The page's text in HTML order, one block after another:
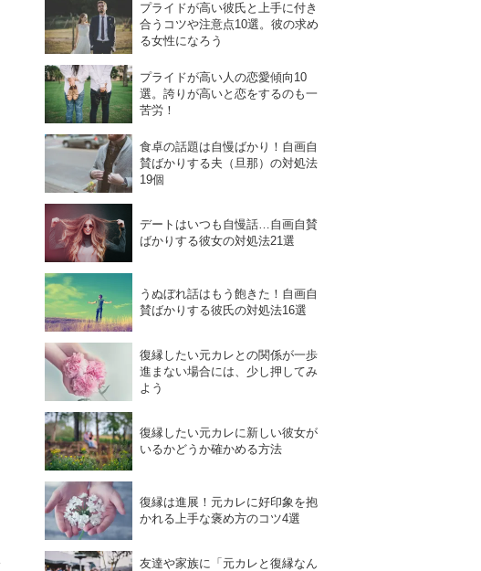
プライドが高い彼氏と上手に付き
合うコツや注意点10選。彼の求め
る女性になろう
プライドが高い人の恋愛傾向10
選。誇りが高いと恋をするのも一
苦労！
食卓の話題は自慢ばかり！自画自
賛ばかりする夫（旦那）の対処法
19個
デートはいつも自慢話…自画自賛
ばかりする彼女の対処法21選
うぬぼれ話はもう飽きた！自画自
賛ばかりする彼氏の対処法16選
復縁したい元カレとの関係が一歩
進まない場合には、少し押してみ
よう
復縁したい元カレに新しい彼女が
いるかどうか確かめる方法
復縁は進展！元カレに好印象を抱
かれる上手な褒め方のコツ4選
友達や家族に「元カレと復縁なん